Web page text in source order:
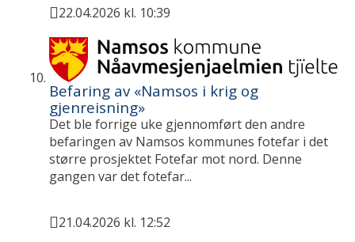
Publisert
22.04.2026 kl. 10:39
Befaring av «Namsos i krig og
gjenreisning»
Det ble forrige uke gjennomført den andre
befaringen av Namsos kommunes fotefar i det
større prosjektet Fotefar mot nord. Denne
gangen var det fotefar...
Publisert
21.04.2026 kl. 12:52